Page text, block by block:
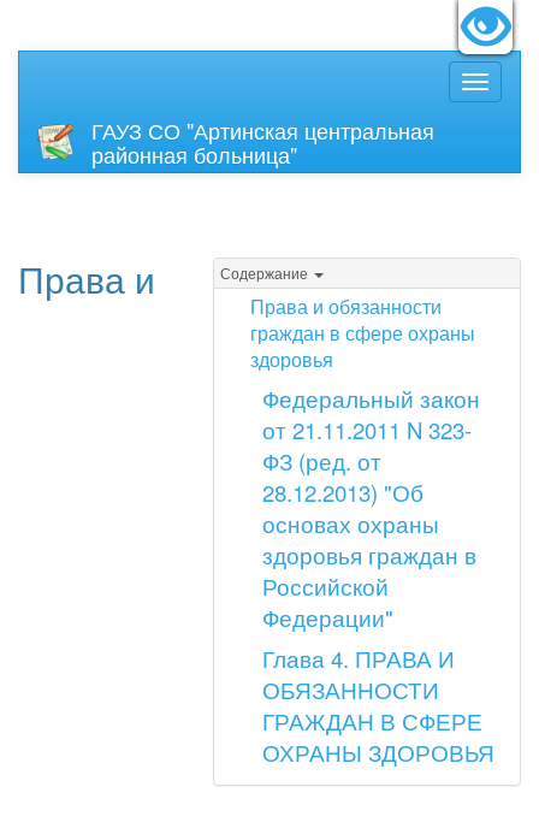
ГАУЗ СО "Артинская центральная
районная больница"
Содержание
Права и обязанности
граждан в сфере охраны
здоровья
Федеральный закон
от 21.11.2011 N 323-
ФЗ (ред. от
28.12.2013) "Об
основах охраны
здоровья граждан в
Российской
Федерации"
Глава 4. ПРАВА И
ОБЯЗАННОСТИ
ГРАЖДАН В СФЕРЕ
ОХРАНЫ ЗДОРОВЬЯ
Права и